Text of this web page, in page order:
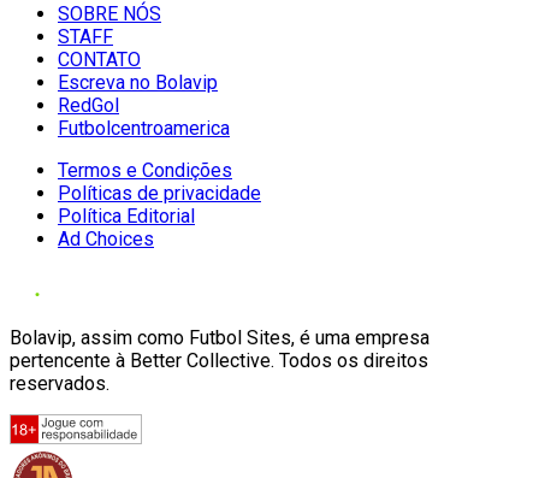
SOBRE NÓS
STAFF
CONTATO
Escreva no Bolavip
RedGol
Futbolcentroamerica
Termos e Condições
Políticas de privacidade
Política Editorial
Ad Choices
Bolavip, assim como Futbol Sites, é uma empresa
pertencente à Better Collective. Todos os direitos
reservados.